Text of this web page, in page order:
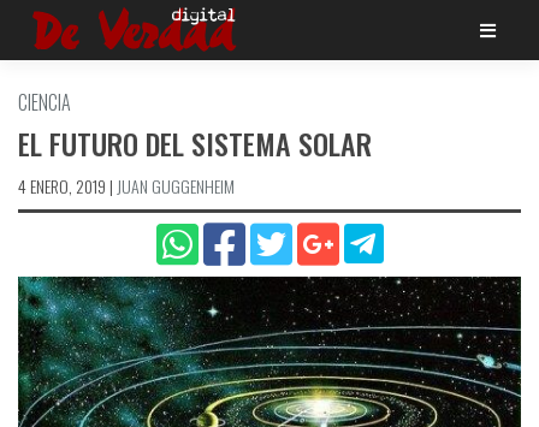
Saltar
CIENCIA
EL FUTURO DEL SISTEMA SOLAR
4 ENERO, 2019 | JUAN GUGGENHEIM